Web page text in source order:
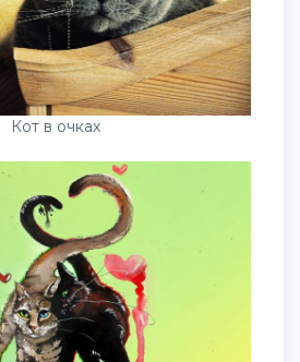
Кот в очках